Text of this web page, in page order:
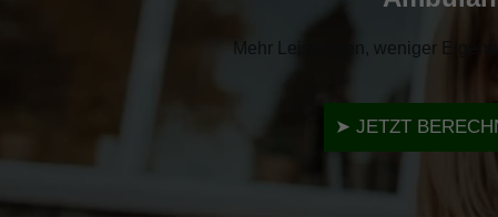
Mehr Leistungen, weniger
➤ JETZT